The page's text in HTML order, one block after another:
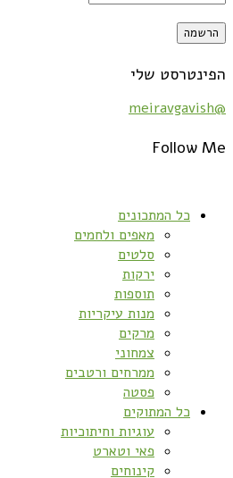
הפינטרסט שלי
@meiravgavish
Follow Me
כל המתכונים
מאפים ולחמים
סלטים
ירקות
תוספות
מנות עיקריות
מרקים
צמחוני
ממרחים ורטבים
פסטה
כל המתוקים
עוגיות וחיתוכיות
פאי וטארט
קינוחים